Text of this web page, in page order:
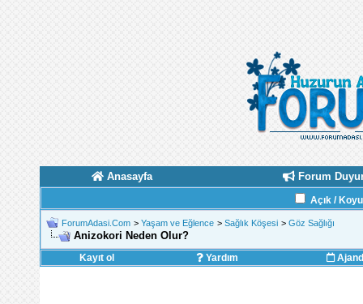
Anasayfa Forum
Açık /
ForumAdasi.Com > Yaşam ve Eğlence > Sağlık Köşesi > Göz Sağlığı
Anizokori Neden Olur?
Kayıt ol Yardım